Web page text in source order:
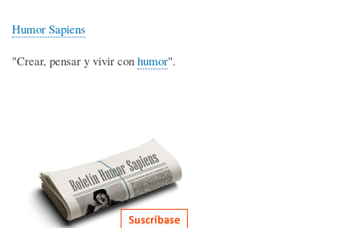
Humor Sapiens
"Crear, pensar y vivir con humor".